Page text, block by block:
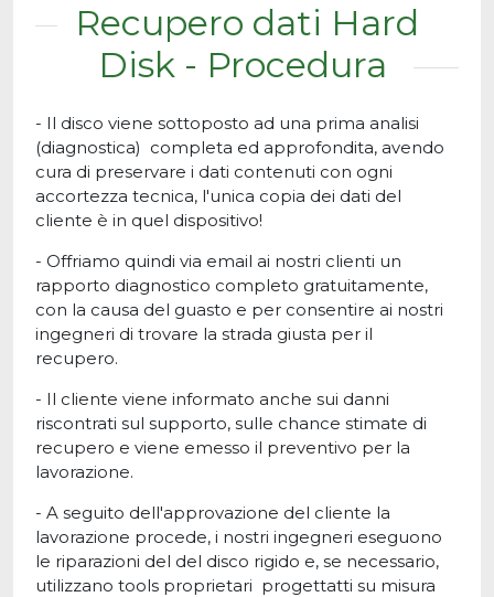
Recupero dati Hard
Disk - Procedura
- Il disco viene sottoposto ad una prima analisi
(diagnostica) completa ed approfondita, avendo
cura di preservare i dati contenuti con ogni
accortezza tecnica, l'unica copia dei dati del
cliente è in quel dispositivo!
- Offriamo quindi via email ai nostri clienti un
rapporto diagnostico completo gratuitamente,
con la causa del guasto e per consentire ai nostri
ingegneri di trovare la strada giusta per il
recupero.
- Il cliente viene informato anche sui danni
riscontrati sul supporto, sulle chance stimate di
recupero e viene emesso il preventivo per la
lavorazione.
- A seguito dell'approvazione del cliente la
lavorazione procede, i nostri ingegneri eseguono
le riparazioni del del disco rigido e, se necessario,
utilizzano tools proprietari progettatti su misura